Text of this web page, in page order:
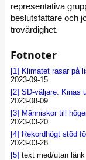
representativa
beslutsfattare och
trovärdighet.
Fotnoter
[1] Klimatet rasar på
2023-09-15
[2] SD-väljare: Kinas
2023-08-09
[3] Människor till
2023-03-20
[4] Rekordhögt stöd
2023-03-28
[5] text med/utan länk